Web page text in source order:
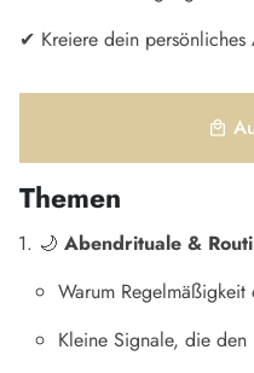
✔ Kreiere dein persönliches
local_mall
Themen
🌙 Abendrituale &
Warum
Kleine Signale, die den